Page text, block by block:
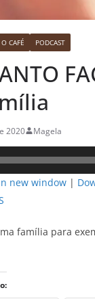
CAFÉ PODCAST
2020 Magela
new window |
família para